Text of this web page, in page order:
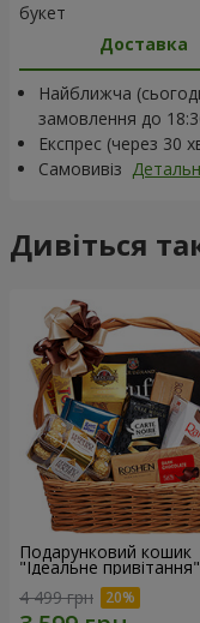
букет
Доставка
Найближча
замовлення до
Експрес (через 30
Самовивіз
Дивіться
Подарунковий кошик
"Ідеальне привітання"
4 499 грн